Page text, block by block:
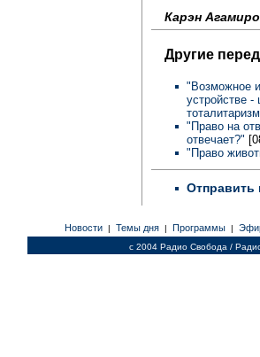
Карэн
Другие
"Возможное
устройстве -
"Право на
отвечает?"
"Право
Отправить
Новости | Темы дня | Программы |
c 2004 Радио Свобода /